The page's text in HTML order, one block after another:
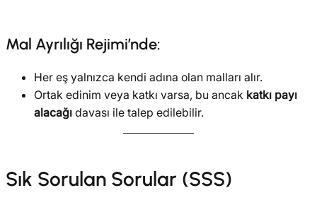
Mal Ayrılığı Rejimi’nde:
Her eş yalnızca kendi adına olan malları alır.
Ortak edinim veya katkı varsa, bu ancak katkı payı
alacağı davası ile talep edilebilir.
Sık Sorulan Sorular (SSS)